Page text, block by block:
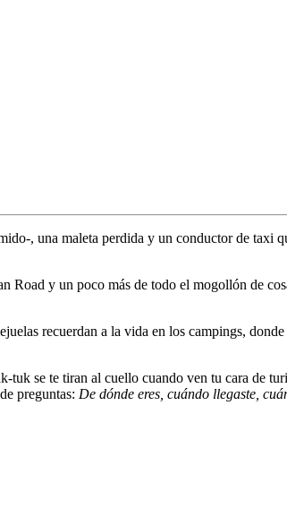
, una maleta perdida y un conductor de taxi
Road y un poco más de todo el mogollón de
recuerdan a la vida en los campings,
se te tiran al cuello cuando ven tu cara de
preguntas: De dónde eres, cuándo llegaste,